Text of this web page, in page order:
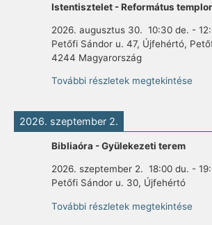
Istentisztelet - Református
2026. augusztus 30. 10:30 de. -
Petőfi Sándor u. 47, Újfehértó,
4244 Magyarország
További részletek megtekintése
2026. szeptember 2.
Bibliaóra - Gyülekezeti terem
2026. szeptember 2. 18:00 du. -
Petőfi Sándor u. 30, Újfehértó
További részletek megtekintése